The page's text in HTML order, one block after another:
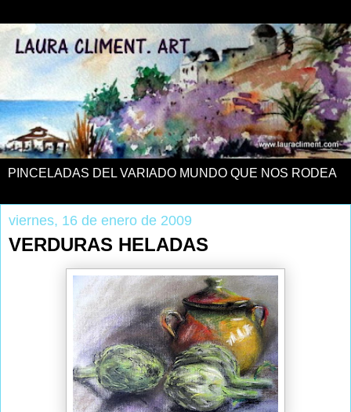
PINCELADAS DEL VARIADO MUNDO QUE NOS RODEA
viernes, 16 de enero de 2009
VERDURAS HELADAS